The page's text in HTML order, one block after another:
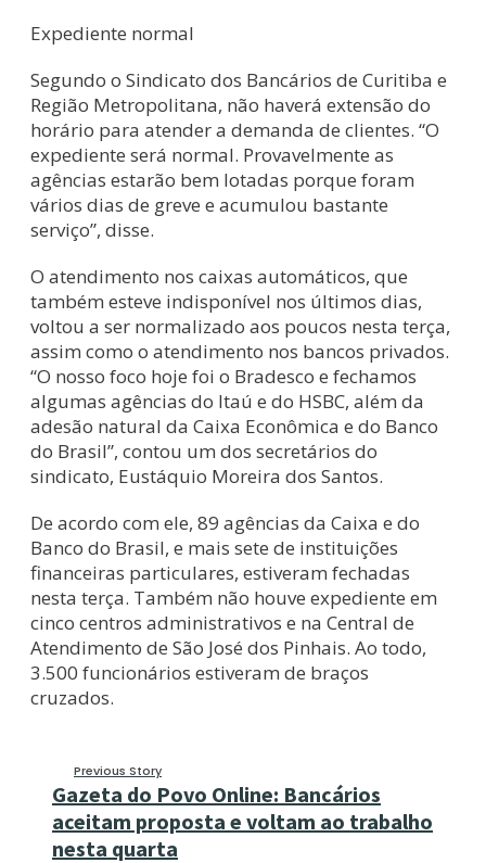
Expediente normal
Segundo o Sindicato dos Bancários de Curitiba e
Região Metropolitana, não haverá extensão do
horário para atender a demanda de clientes. “O
expediente será normal. Provavelmente as
agências estarão bem lotadas porque foram
vários dias de greve e acumulou bastante
serviço”, disse.
O atendimento nos caixas automáticos, que
também esteve indisponível nos últimos dias,
voltou a ser normalizado aos poucos nesta terça,
assim como o atendimento nos bancos privados.
“O nosso foco hoje foi o Bradesco e fechamos
algumas agências do Itaú e do HSBC, além da
adesão natural da Caixa Econômica e do Banco
do Brasil”, contou um dos secretários do
sindicato, Eustáquio Moreira dos Santos.
De acordo com ele, 89 agências da Caixa e do
Banco do Brasil, e mais sete de instituições
financeiras particulares, estiveram fechadas
nesta terça. Também não houve expediente em
cinco centros administrativos e na Central de
Atendimento de São José dos Pinhais. Ao todo,
3.500 funcionários estiveram de braços
cruzados.
Previous Story
Gazeta do Povo Online: Bancários
aceitam proposta e voltam ao trabalho
nesta quarta